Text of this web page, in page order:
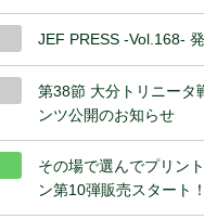
JEF PRESS ‐Vol.168‐
第38節 大分トリニータ
ンツ公開のお知らせ
その場で選んでプリン
ン第10弾販売スタート